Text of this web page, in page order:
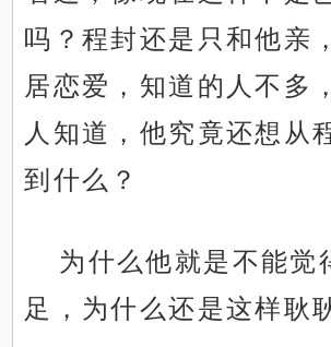
吗？程封还是只和他亲
居恋爱，知道的人不多
人知道，他究竟还想从
到什么？
为什么他就是不能觉
足，为什么还是这样耿